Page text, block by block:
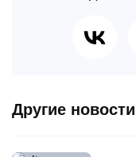
Другие новости